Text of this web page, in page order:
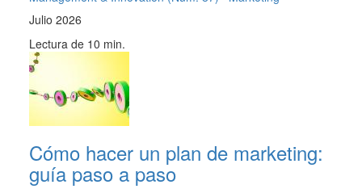
Julio 2026
Lectura de 10 min.
Cómo hacer un plan de marketing:
guía paso a paso